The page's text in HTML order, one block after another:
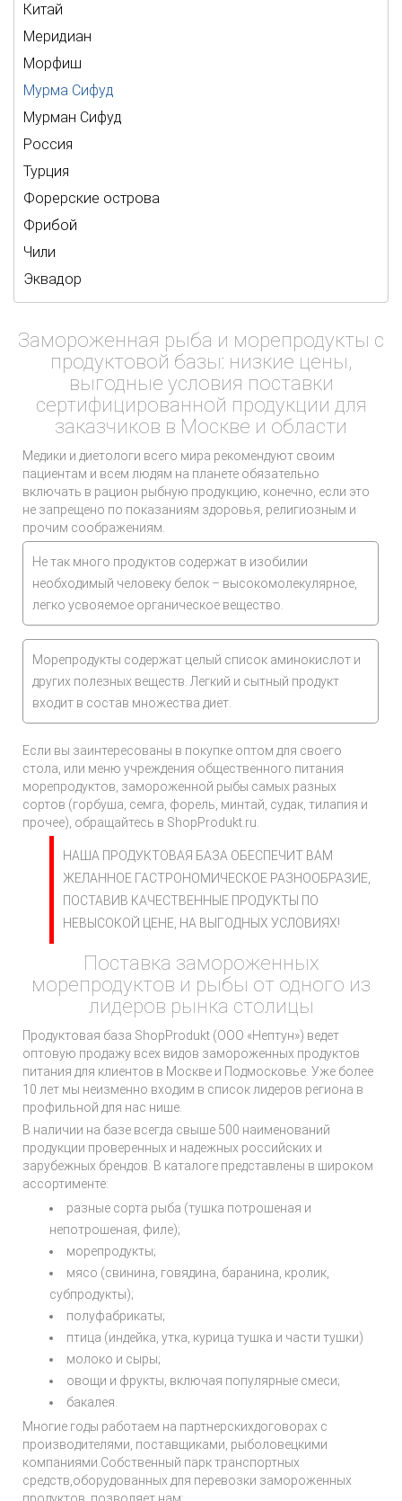
Китай
Меридиан
Морфиш
Мурма Сифуд
Мурман Сифуд
Россия
Турция
Форерские острова
Фрибой
Чили
Эквадор
Замороженная рыба и морепродукты с
продуктовой базы: низкие цены,
выгодные условия поставки
сертифицированной продукции для
заказчиков в Москве и области
Медики и диетологи всего мира рекомендуют своим
пациентам и всем людям на планете обязательно
включать в рацион рыбную продукцию, конечно, если это
не запрещено по показаниям здоровья, религиозным и
прочим соображениям.
Не так много продуктов содержат в изобилии
необходимый человеку белок – высокомолекулярное,
легко усвояемое органическое вещество.
Морепродукты содержат целый список аминокислот и
других полезных веществ. Легкий и сытный продукт
входит в состав множества диет.
Если вы заинтересованы в покупке оптом для своего
стола, или меню учреждения общественного питания
морепродуктов, замороженной рыбы самых разных
сортов (горбуша, семга, форель, минтай, судак, тилапия и
прочее), обращайтесь в ShopProdukt.ru.
НАША ПРОДУКТОВАЯ БАЗА ОБЕСПЕЧИТ ВАМ
ЖЕЛАННОЕ ГАСТРОНОМИЧЕСКОЕ РАЗНООБРАЗИЕ,
ПОСТАВИВ КАЧЕСТВЕННЫЕ ПРОДУКТЫ ПО
НЕВЫСОКОЙ ЦЕНЕ, НА ВЫГОДНЫХ УСЛОВИЯХ!
Поставка замороженных
морепродуктов и рыбы от одного из
лидеров рынка столицы
Продуктовая база ShopProdukt (ООО «Нептун») ведет
оптовую продажу всех видов замороженных продуктов
питания для клиентов в Москве и Подмосковье. Уже более
10 лет мы неизменно входим в список лидеров региона в
профильной для нас нише.
В наличии на базе всегда свыше 500 наименований
продукции проверенных и надежных российских и
зарубежных брендов. В каталоге представлены в широком
ассортименте:
разные сорта рыба (тушка потрошеная и
непотрошеная, филе);
морепродукты;
мясо (свинина, говядина, баранина, кролик,
субпродукты);
полуфабрикаты;
птица (индейка, утка, курица тушка и части тушки)
молоко и сыры;
овощи и фрукты, включая популярные смеси;
бакалея.
Многие годы работаем на партнерскихдоговорах с
производителями, поставщиками, рыболовецкими
компаниями.Собственный парк транспортных
средств,оборудованных для перевозки замороженных